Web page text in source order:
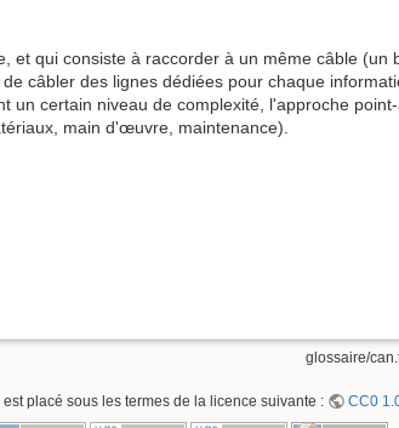
et qui consiste à raccorder à un même câble
câbler des lignes dédiées pour chaque
certain niveau de complexité, l'approche
main d'œuvre, maintenance).
glossaire/
placé sous les termes de la licence suivante : CC0